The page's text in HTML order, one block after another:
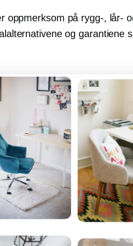
oppmerksom på rygg-, lår-
og garantiene